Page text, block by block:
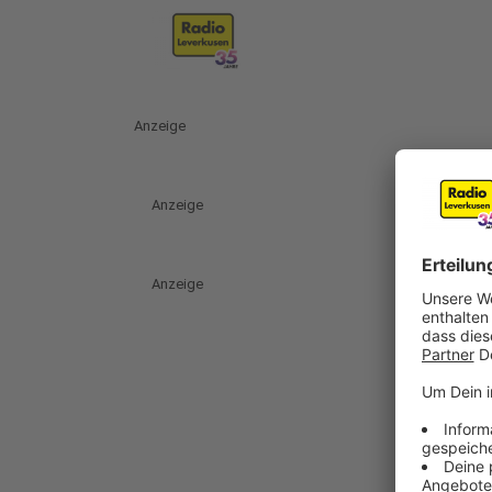
Anzeige
Anzeige
Anzeige